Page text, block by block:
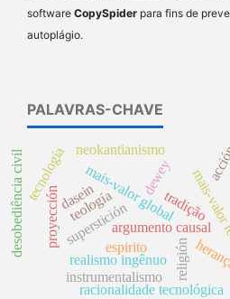
software CopySpider para fins de
autoplágio.
PALAVRAS-CHAVE
argumento causal
superstición
proyección mais-valor global mais-
religión
realismo ingênuo
racionalidade tecnológica
tecnología
instrumentalismo
dewey
teología
espirito
desobediência civil neokantianismo
dasein tradição